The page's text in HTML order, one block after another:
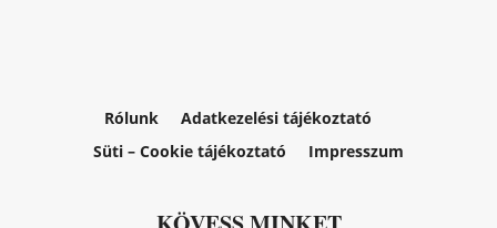
Rólunk
Adatkezelési tájékoztató
Süti – Cookie tájékoztató
Impresszum